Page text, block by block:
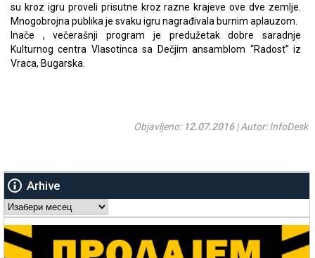
su kroz igru proveli prisutne kroz razne krajeve ove dve zemlje.
Mnogobrojna publika je svaku igru nagrađivala burnim aplauzom.
Inače , večerašnji program je predužetak dobre saradnje
Kulturnog centra Vlasotinca sa Dečjim ansamblom “Radost” iz
Vraca, Bugarska.
Objavljeno: 12.07.2016| Autor: InfoDesk
Arhive
Arhive